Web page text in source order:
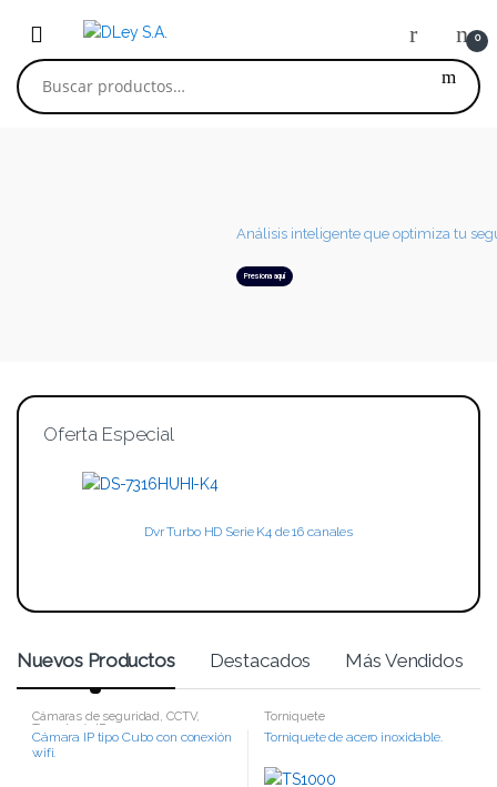
0
Buscar por:
Análisis inteligente que optimiza tu
Presiona aquí
Oferta Especial
Dvr Turbo HD Serie K4 de 16 canales
Nuevos Productos Destacados Más Vendidos
Cámaras de seguridad, CCTV,
Tecnología IP
Cámara IP tipo Cubo con conexión
wifi.
Torniquete
Torniquete de acero inoxidable.